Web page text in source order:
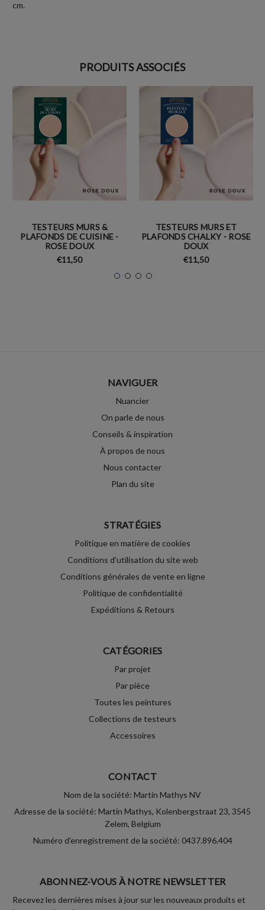
cm.
PRODUITS ASSOCIÉS
TESTEURS MURS &
PLAFONDS DE CUISINE -
ROSE DOUX
€11,50
TESTEURS MURS ET
PLAFONDS CHALKY - ROSE
DOUX
€11,50
NAVIGUER
Nuancier
On parle de nous
Conseils & inspiration
À propos de nous
Nous contacter
Plan du site
STRATÉGIES
Politique en matière de cookies
Conditions d'utilisation du site web
Conditions générales de vente en ligne
Politique de confidentialité
Expéditions & Retours
CATÉGORIES
Par projet
Par pièce
Toutes les peintures
Collections de testeurs
Accessoires
CONTACT
Nom de la société: Martin Mathys NV
Adresse de la société: Martin Mathys, Kolenbergstraat 23, 3545
Zelem, Belgium
Numéro d'enregistrement de la société: 0437.896.404
ABONNEZ-VOUS À NOTRE NEWSLETTER
Recevez les dernières mises à jour sur les nouveaux produits et